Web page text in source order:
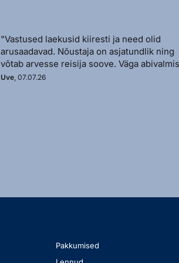
"Vastused laekusid kiiresti ja need olid
arusaadavad. Nõustaja on asjatundlik ning
võtab arvesse reisija soove. Väga
Uve , 07.07.26
Pakkumised